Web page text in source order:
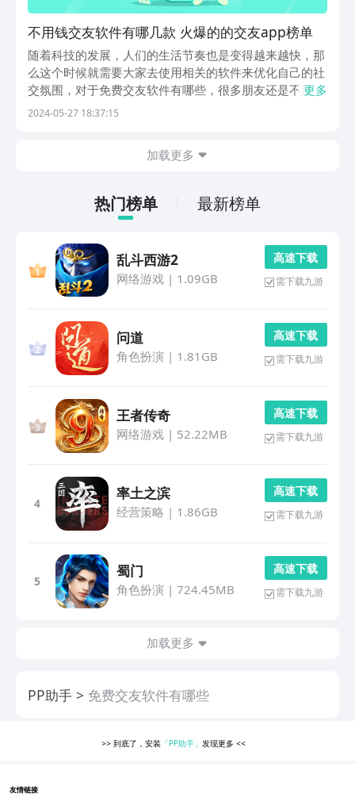
不用钱交友软件有哪几款 火爆的的交友app榜单
随着科技的发展，人们的生活节奏也是变得越来越快，那
么这个时候就需要大家去使用相关的软件来优化自己的社
交氛围，对于免费交友软件有哪些，很多朋友还是不清楚
的，其实平台之中就收录了许多，若是各位对于此方面较
更多
2024-05-27 18:37:15
加载更多
热门榜单 最新榜单
乱斗西游2
网络游戏| 1.09GB
高 速 下 载
需下载九游
问道
角色扮演 | 1.81GB
高 速 下 载
需下载九游
王者传奇
网络游戏| 52.22MB
高 速 下 载
需下载九游
4
率土之滨
经营策略 | 1.86GB
高 速 下 载
需下载九游
5
蜀门
角色扮演 | 724.45MB
高 速 下 载
需下载九游
加载更多
PP助手 免费交友软件有哪些
>> 到底了，安装 「PP助手」 发现更多<<
友情链接